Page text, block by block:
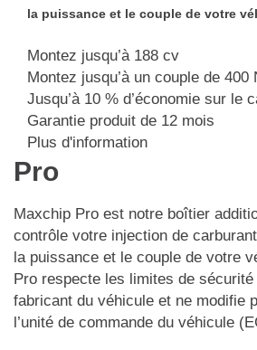
la puissance et le couple de votre
Montez jusqu’à 188 cv
Montez jusqu’à un couple de 400
Jusqu’à 10 % d’économie sur le
Garantie produit de 12 mois
Plus d'information
Pro
Maxchip Pro est notre boîtier
contrôle votre injection de carburant
la puissance et le couple de votre
Pro respecte les limites de
fabricant du véhicule et ne modifie
l’unité de commande du véhicule